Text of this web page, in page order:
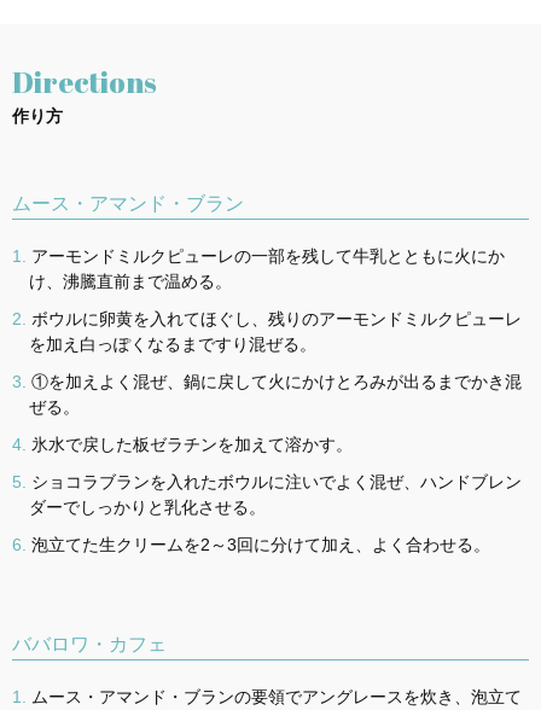
Directions
作り方
ムース・アマンド・ブラン
アーモンドミルクピューレの一部を残して牛乳とともに火にか
け、沸騰直前まで温める。
ボウルに卵黄を入れてほぐし、残りのアーモンドミルクピューレ
を加え白っぽくなるまですり混ぜる。
①を加えよく混ぜ、鍋に戻して火にかけとろみが出るまでかき混
ぜる。
氷水で戻した板ゼラチンを加えて溶かす。
ショコラブランを入れたボウルに注いでよく混ぜ、ハンドブレン
ダーでしっかりと乳化させる。
泡立てた生クリームを2～3回に分けて加え、よく合わせる。
ババロワ・カフェ
ムース・アマンド・ブランの要領でアングレースを炊き、泡立て